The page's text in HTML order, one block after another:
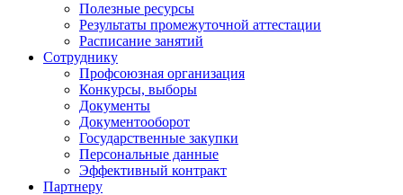
Полезные ресурсы
Результаты промежуточной аттестации
Расписание занятий
Сотруднику
Профсоюзная организация
Конкурсы, выборы
Документы
Документооборот
Государственные закупки
Персональные данные
Эффективный контракт
Партнеру